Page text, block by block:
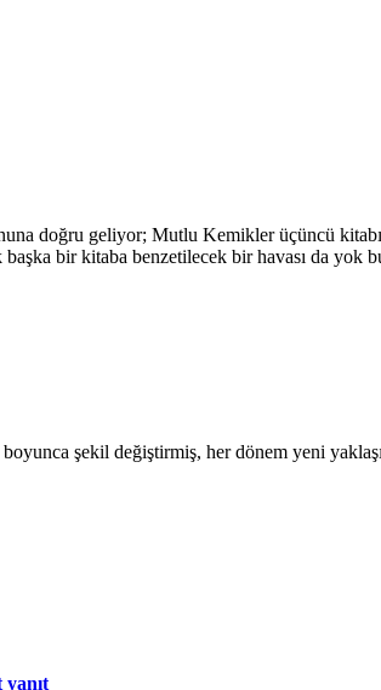
doğru geliyor; Mutlu Kemikler üçüncü
bir kitaba benzetilecek bir havası da yok
şekil değiştirmiş, her dönem yeni
yanıt